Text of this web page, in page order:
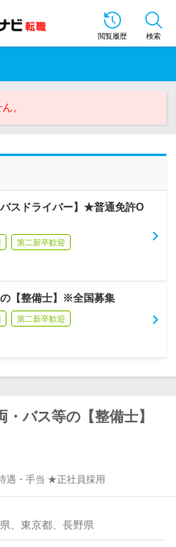
閲覧履歴 検索
。
バスドライバー】★普通免許O
第二新卒歓迎
の【整備士】※全国募集
第二新卒歓迎
・バス等の【整備士】
遇・手当 ★正社員採用
、東京都、長野県